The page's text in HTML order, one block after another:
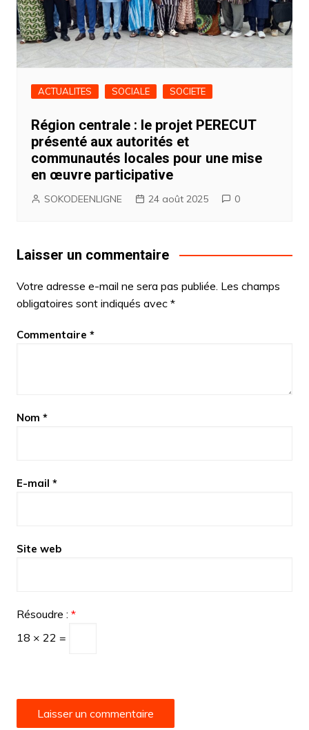
ACTUALITES SOCIALE SOCIETE
Région centrale : le projet PERECUT
présenté aux autorités et
communautés locales pour une mise
en œuvre participative
SOKODEENLIGNE 24 août 2025 0
Laisser un commentaire
Votre adresse e-mail ne sera pas publiée. Les champs
obligatoires sont indiqués avec *
Commentaire *
Nom *
E-mail *
Site web
Résoudre : *
18 × 22 =